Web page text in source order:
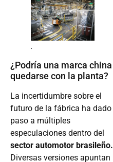
.
¿Podría una marca china
quedarse con la planta?
La incertidumbre sobre el
futuro de la fábrica ha dado
paso a múltiples
especulaciones dentro del
sector automotor brasileño.
Diversas versiones apuntan